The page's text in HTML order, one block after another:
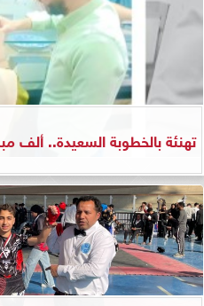
تهنئة بالخطوبة السعيدة.. ألف